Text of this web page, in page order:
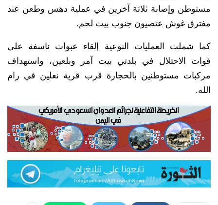
مستوطن وإصابة ثلاثة آخرين في عملية دهس وطعن عند
مفترق غوش عتصيون جنوب بيت لحم.
كما شملت العمليات النوعية إلقاء عبوات ناسفة على
قوات الاحتلال في بلدتي بيت آمر وبلعين، واستهداف
مركبات مستوطنين بالحجارة قرب قرية نعلين في رام
الله.